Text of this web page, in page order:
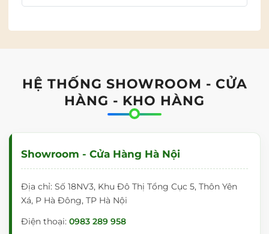
HỆ THỐNG SHOWROOM - CỬA
HÀNG - KHO HÀNG
Showroom - Cửa Hàng Hà Nội
Địa chỉ: Số 18NV3, Khu Đô Thị Tổng Cục 5, Thôn Yên
Xá, P Hà Đông, TP Hà Nội
Điện thoại: 0983 289 958